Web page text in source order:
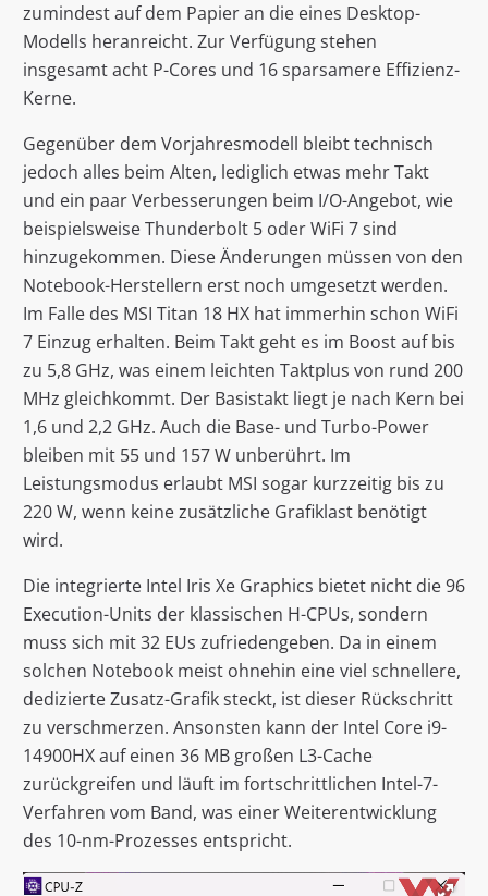
zumindest auf dem Papier an die eines Desktop-
Modells heranreicht. Zur Verfügung stehen
insgesamt acht P-Cores und 16 sparsamere Effizienz-
Kerne.
Gegenüber dem Vorjahresmodell bleibt technisch
jedoch alles beim Alten, lediglich etwas mehr Takt
und ein paar Verbesserungen beim I/O-Angebot, wie
beispielsweise Thunderbolt 5 oder WiFi 7 sind
hinzugekommen. Diese Änderungen müssen von den
Notebook-Herstellern erst noch umgesetzt werden.
Im Falle des MSI Titan 18 HX hat immerhin schon WiFi
7 Einzug erhalten. Beim Takt geht es im Boost auf bis
zu 5,8 GHz, was einem leichten Taktplus von rund 200
MHz gleichkommt. Der Basistakt liegt je nach Kern bei
1,6 und 2,2 GHz. Auch die Base- und Turbo-Power
bleiben mit 55 und 157 W unberührt. Im
Leistungsmodus erlaubt MSI sogar kurzzeitig bis zu
220 W, wenn keine zusätzliche Grafiklast benötigt
wird.
Die integrierte Intel Iris Xe Graphics bietet nicht die 96
Execution-Units der klassischen H-CPUs, sondern
muss sich mit 32 EUs zufriedengeben. Da in einem
solchen Notebook meist ohnehin eine viel schnellere,
dedizierte Zusatz-Grafik steckt, ist dieser Rückschritt
zu verschmerzen. Ansonsten kann der Intel Core i9-
14900HX auf einen 36 MB großen L3-Cache
zurückgreifen und läuft im fortschrittlichen Intel-7-
Verfahren vom Band, was einer Weiterentwicklung
des 10-nm-Prozesses entspricht.